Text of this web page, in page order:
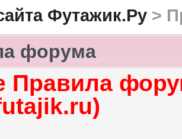
Футажик.Ру>
форума
Правила